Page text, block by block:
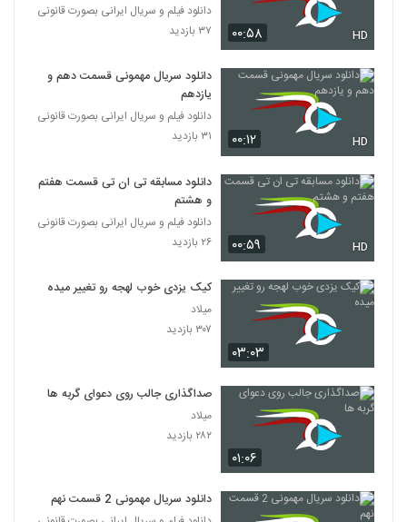
۰۰:۵۸ HD
دانلود فیلم و سریال ایرانی بصورت قانونی
۳۷ بازدید
۰۰:۱۲ HD
دانلود سریال مهمونی قسمت دهم و
یازدهم
دانلود فیلم و سریال ایرانی بصورت قانونی
۳۱ بازدید
۰۰:۵۹ HD
دانلود مسابقه تی ان تی قسمت هفتم
و هشتم
دانلود فیلم و سریال ایرانی بصورت قانونی
۲۶ بازدید
۰۳:۰۳
کیک یزدی خوب لهجه رو تغییر میده
میلاد
۳۰۷ بازدید
۰۱:۰۶
صداگذاری جالب روی دعوای گربه ها
میلاد
۲۸۲ بازدید
دانلود سریال مهمونی 2 قسمت نهم